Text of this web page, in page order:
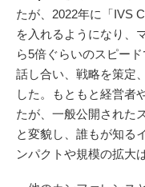
たが、2022年に「IVS
を入れるようになり、
ら5倍ぐらいのスピー
話し合い、戦略を策定
した。もともと経営者
たが、一般公開された
と変貌し、誰もが知る
ンパクトや規模の拡大